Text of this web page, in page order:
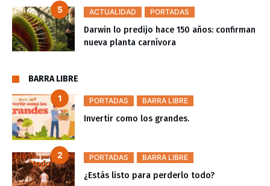
ACTUALIDAD PORTADAS
Darwin lo predijo hace 150 años: confirman
nueva planta carnívora
BARRA LIBRE
PORTADAS BARRA LIBRE
Invertir como los grandes.
PORTADAS BARRA LIBRE
¿Estás listo para perderlo todo?